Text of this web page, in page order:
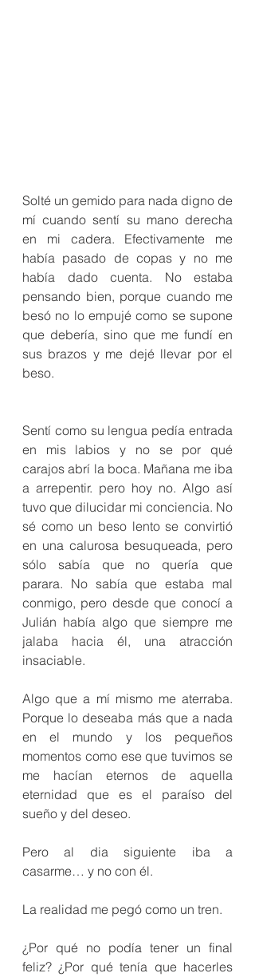
Solté un gemido para nada digno de
mí cuando sentí su mano derecha
en mi cadera. Efectivamente me
había pasado de copas y no me
había dado cuenta. No estaba
pensando bien, porque cuando me
besó no lo empujé como se supone
que debería, sino que me fundí en
sus brazos y me dejé llevar por el
beso.
Sentí como su lengua pedía entrada
en mis labios y no se por qué
carajos abrí la boca. Mañana me iba
a arrepentir. pero hoy no. Algo así
tuvo que dilucidar mi conciencia. No
sé como un beso lento se convirtió
en una calurosa besuqueada, pero
sólo sabía que no quería que
parara. No sabía que estaba mal
conmigo, pero desde que conocí a
Julián había algo que siempre me
jalaba hacia él, una atracción
insaciable.
Algo que a mí mismo me aterraba.
Porque lo deseaba más que a nada
en el mundo y los pequeños
momentos como ese que tuvimos se
me hacían eternos de aquella
eternidad que es el paraíso del
sueño y del deseo.
Pero al dia siguiente iba a
casarme… y no con él.
La realidad me pegó como un tren.
¿Por qué no podía tener un final
feliz? ¿Por qué tenía que hacerles